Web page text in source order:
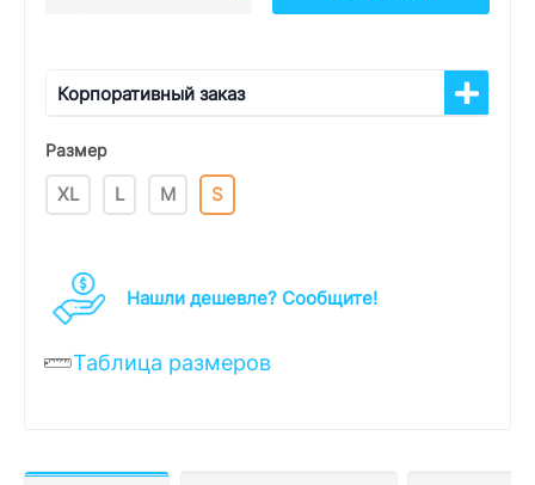
Корпоративный заказ
Размер
XL L M S
Нашли дешевле? Cообщите!
Таблица размеров